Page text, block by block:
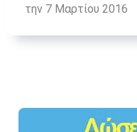
την 7 Μαρτίου 2016